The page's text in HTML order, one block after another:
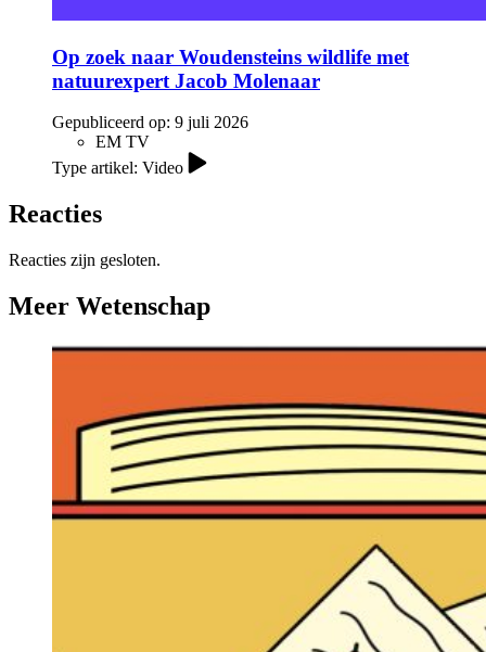
Op zoek naar Woudensteins wildlife met
natuurexpert Jacob Molenaar
Gepubliceerd op: 9 juli 2026
EM TV
Type artikel: Video
Reacties
Reacties zijn gesloten.
Meer Wetenschap